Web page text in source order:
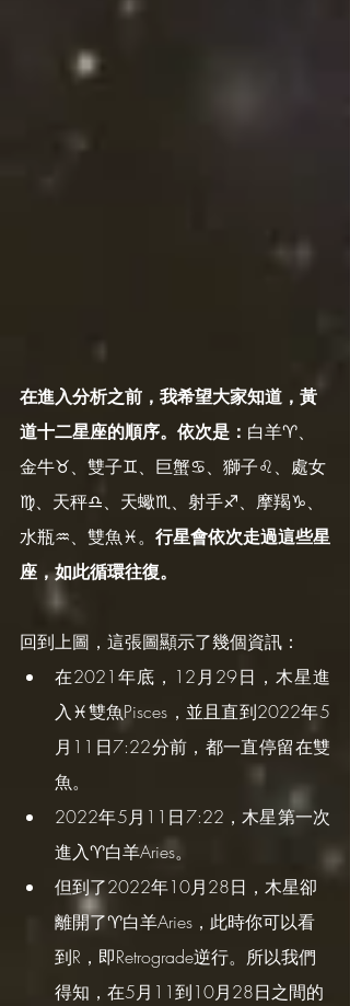
在進入分析之前，我希望大家知道，黃
道十二星座的順序。依次是： 白羊♈️、
金牛♉️、雙子♊️、巨蟹♋️、獅子♌️、處女
♍️、天秤♎️、天蠍♏️、射手♐️、摩羯♑️、
水瓶♒️、雙魚♓️。 行星會依次走過這些星
座，如此循環往復。
回到上圖，這張圖顯示了幾個資訊：
在2021年底，12月29日，木星進
入♓️雙魚Pisces，並且直到2022年5
月11日7:22分前，都一直停留在雙
魚。
2022年5月11日7:22，木星第一次
進入♈️白羊Aries。
但到了2022年10月28日，木星卻
離開了♈️白羊Aries，此時你可以看
到R，即Retrograde逆行。所以我們
得知，在5月11到10月28日之間的